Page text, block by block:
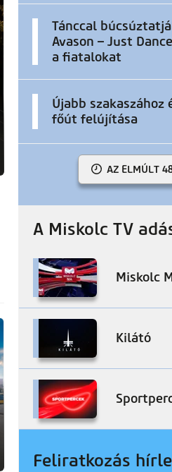
Tánccal
Avason – Just
a fiatalokat
Újabb szakaszához
főút felújítása
AZ ELMÚLT
A Miskolc TV
Miskolc
Kilátó
Feliratkozás